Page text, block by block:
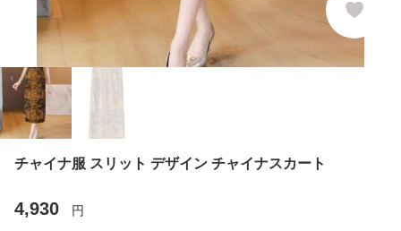
チャイナ服 スリット デザイン チャイナスカート
4,930 円